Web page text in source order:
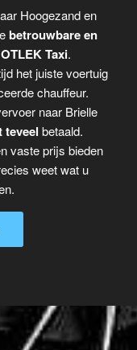
Hoogezand en
betrouwbare en
Taxi.
het juiste voertuig
chauffeur.
naar Brielle
teveel betaald.
vaste prijs bieden
weet wat u